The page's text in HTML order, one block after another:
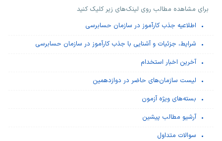
برای مشاهده مطالب روی لینک‌های زیر کلیک کنید
اطلاعیه جذب کارآموز در سازمان حسابرسی
شرایط، جزئیات و آشنایی با جذب کارآموز در سازمان حسابرسی
آخرین اخبار استخدام
لیست سازمان‌های حاضر در دوازدهمین
بسته‌های ویژه آزمون
آرشیو مطالب پیشین
سوالات متداول